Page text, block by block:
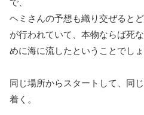
ヘミさんの予想も織り交ぜると
が行われていて、本物ならば死
めに海に流したということでしょ
同じ場所からスタートして、同
着く。